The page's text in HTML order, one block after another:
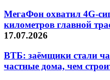
МегаФон охватил 4G-
километров главной
17.07.2026
ВТБ: заёмщики стали
частные дома, чем